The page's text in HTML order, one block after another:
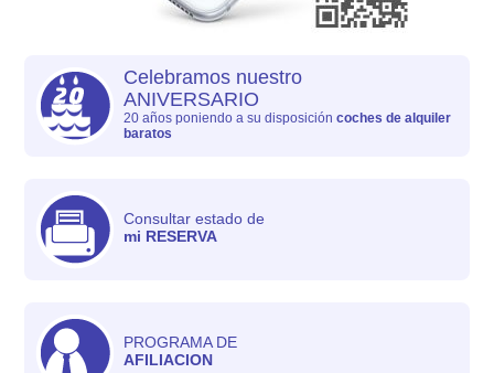
Celebramos nuestro
ANIVERSARIO
20 años poniendo a su disposicióncoches de alquiler
baratos
Consultar estado de
mi RESERVA
PROGRAMA DE
AFILIACION